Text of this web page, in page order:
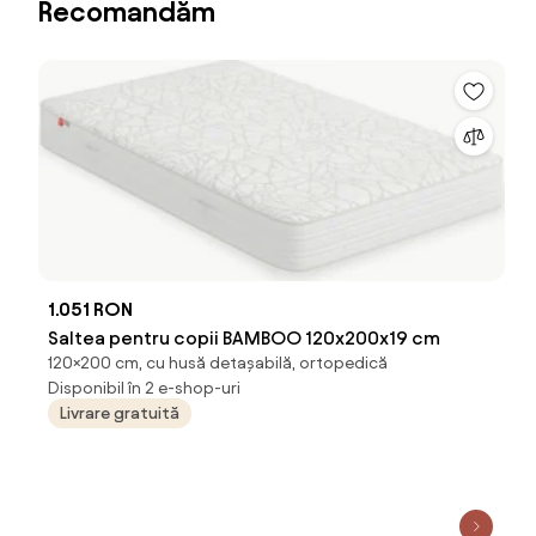
Recomandăm
1.051 RON
Saltea pentru copii BAMBOO 120x200x19 cm
120×200 cm, cu husă detașabilă, ortopedică
Disponibil în 2 e-shop-uri
Livrare gratuită